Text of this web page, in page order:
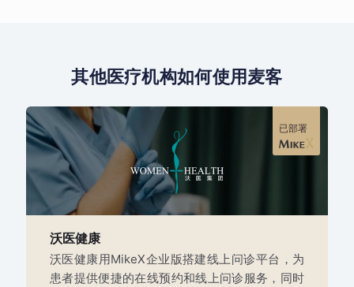
其他医疗机构如何使用麦客
已部署
沃医健康
沃医健康用MikeX企业版搭建线上问诊平台，为
患者提供便捷的在线预约和线上问诊服务，同时